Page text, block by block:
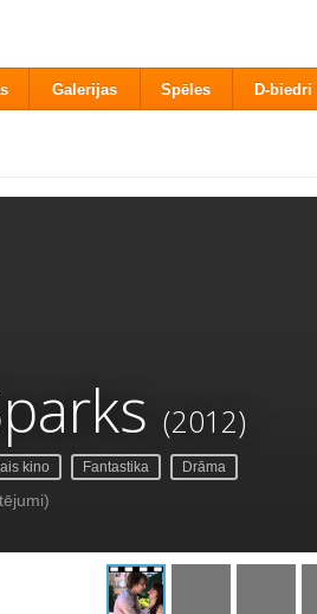
Galerijas Spēles D-biedri
(2012)
kino Fantastika Drāma